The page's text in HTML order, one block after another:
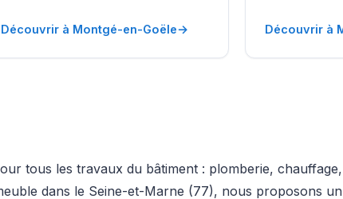
Découvrir à Montgé-en-Goële→ Découvrir à
tous les travaux du bâtiment : plomberie,
dans le Seine-et-Marne (77), nous proposons